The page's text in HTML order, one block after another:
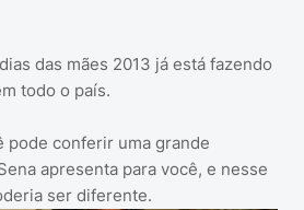
das mães 2013 já está fazendo
todo o país.
pode conferir uma grande
apresenta para você, e nesse
ser diferente.